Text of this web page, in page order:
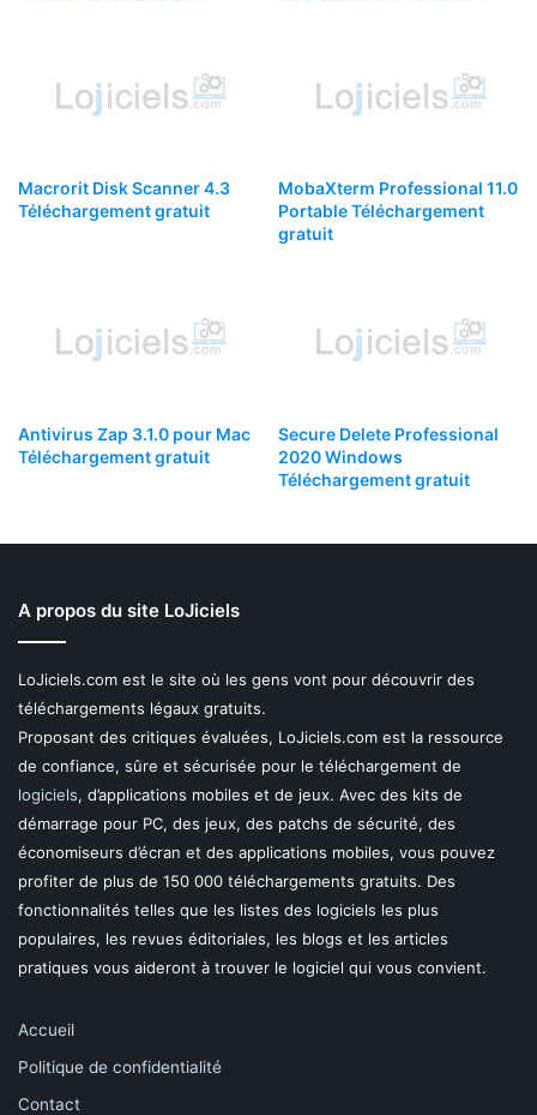
Macrorit Disk Scanner 4.3
Téléchargement gratuit
MobaXterm Professional 11.0
Portable Téléchargement
gratuit
Antivirus Zap 3.1.0 pour Mac
Téléchargement gratuit
Secure Delete Professional
2020 Windows
Téléchargement gratuit
A propos du site LoJiciels
LoJiciels.com est le site où les gens vont pour découvrir des
téléchargements légaux gratuits.
Proposant des critiques évaluées, LoJiciels.com est la ressource
de confiance, sûre et sécurisée pour le téléchargement de
logiciels, d’applications mobiles et de jeux. Avec des kits de
démarrage pour PC, des jeux, des patchs de sécurité, des
économiseurs d’écran et des applications mobiles, vous pouvez
profiter de plus de 150 000 téléchargements gratuits. Des
fonctionnalités telles que les listes des logiciels les plus
populaires, les revues éditoriales, les blogs et les articles
pratiques vous aideront à trouver le logiciel qui vous convient.
Accueil
Politique de confidentialité
Contact